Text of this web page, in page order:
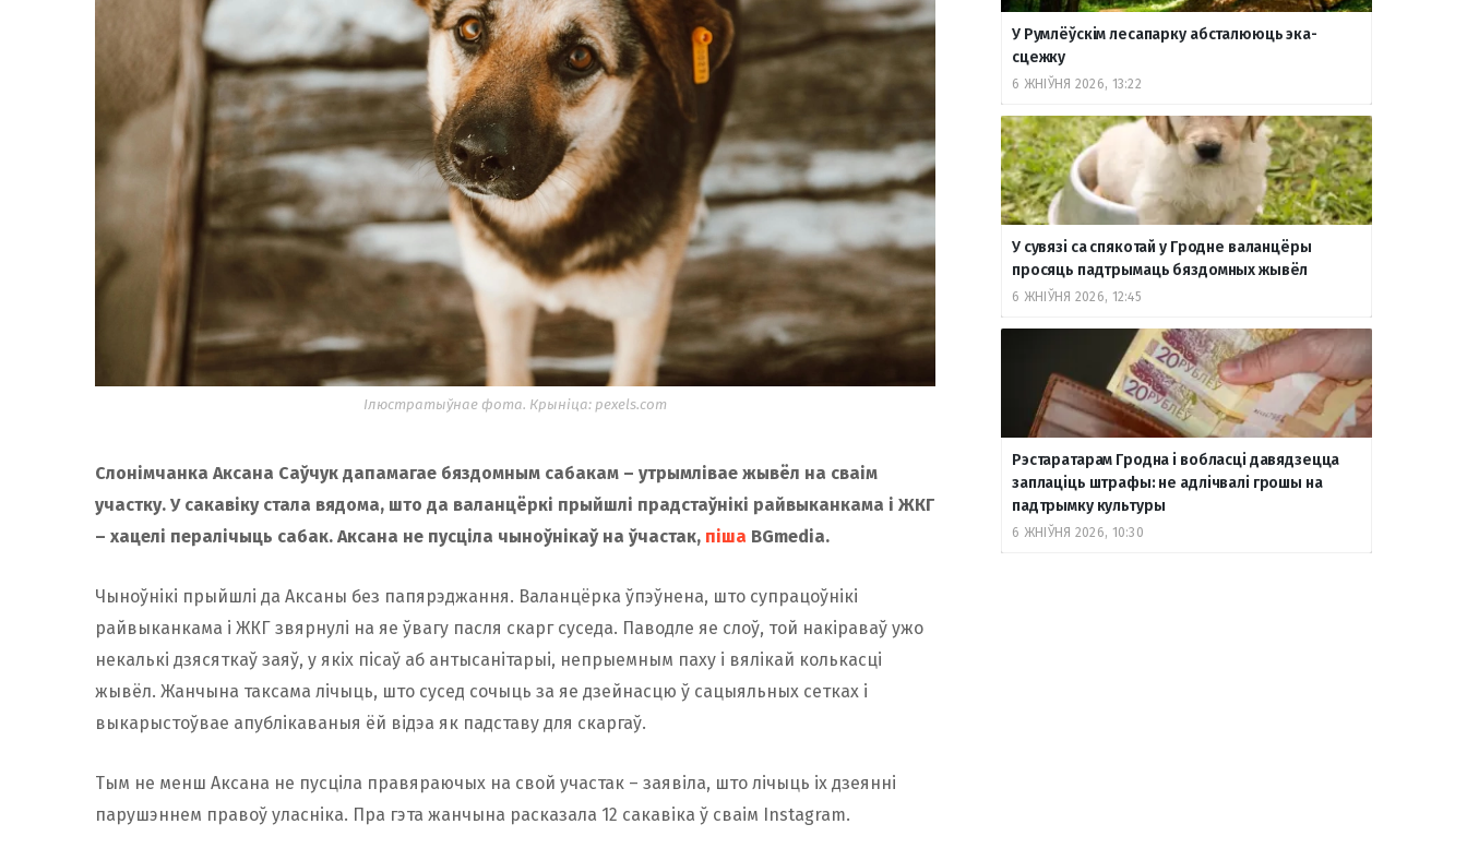
Ілюстратыўнае фота. Крыніца: pexels.com
Слонімчанка Аксана Саўчук дапамагае бяздомным сабакам – утрымлівае жывёл на сваім
участку. У сакавіку стала вядома, што да валанцёркі прыйшлі прадстаўнікі райвыканкама і ЖКГ
– хацелі пералічыць сабак. Аксана не пусціла чыноўнікаў на ўчастак, піша BGmedia.
Чыноўнікі прыйшлі да Аксаны без папярэджання. Валанцёрка ўпэўнена, што супрацоўнікі
райвыканкама і ЖКГ звярнулі на яе ўвагу пасля скарг суседа. Паводле яе слоў, той накіраваў ужо
некалькі дзясяткаў заяў, у якіх пісаў аб антысанітарыі, непрыемным паху і вялікай колькасці
жывёл. Жанчына таксама лічыць, што сусед сочыць за яе дзейнасцю ў сацыяльных сетках і
выкарыстоўвае апублікаваныя ёй відэа як падставу для скаргаў.
Тым не менш Аксана не пусціла правяраючых на свой участак – заявіла, што лічыць іх дзеянні
парушэннем правоў уласніка. Пра гэта жанчына расказала 12 сакавіка ў сваім Instagram.
У Румлёўскім лесапарку абсталююць эка-
сцежку
6 ЖНІЎНЯ 2026, 13:22
У сувязі са спякотай у Гродне валанцёры
просяць падтрымаць бяздомных жывёл
6 ЖНІЎНЯ 2026, 12:45
Рэстаратарам Гродна і вобласці давядзецца
заплаціць штрафы: не адлічвалі грошы на
падтрымку культуры
6 ЖНІЎНЯ 2026, 10:30